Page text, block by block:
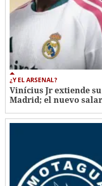
¿Y EL ARSENAL?
Vinícius Jr extiende
Madrid; el nuevo